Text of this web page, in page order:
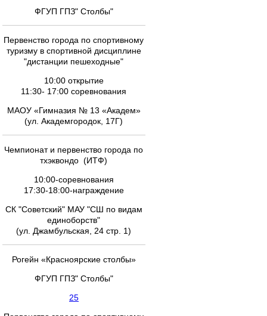
ФГУП ГПЗ" Столбы"
Первенство города по спортивному
туризму в спортивной дисциплине
"дистанции пешеходные"
10:00 открытие
11:30- 17:00 соревнования
МАОУ «Гимназия № 13 «Академ»
(ул. Академгородок, 17Г)
Чемпионат и первенство города по
тхэквондо (ИТФ)
10:00-соревнования
17:30-18:00-награждение
СК "Советский" МАУ "СШ по видам
единоборств"
(ул. Джамбульская, 24 стр. 1)
Рогейн «Красноярские столбы»
ФГУП ГПЗ" Столбы"
25